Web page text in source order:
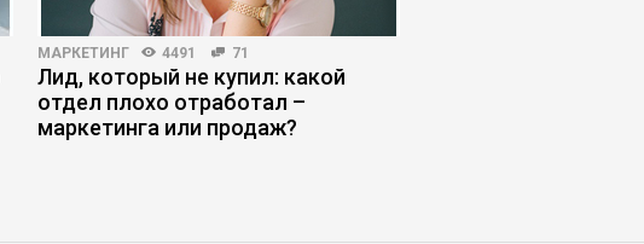
МАРКЕТИНГ 4491 71
Лид, который не купил: какой
отдел плохо отработал –
маркетинга или продаж?